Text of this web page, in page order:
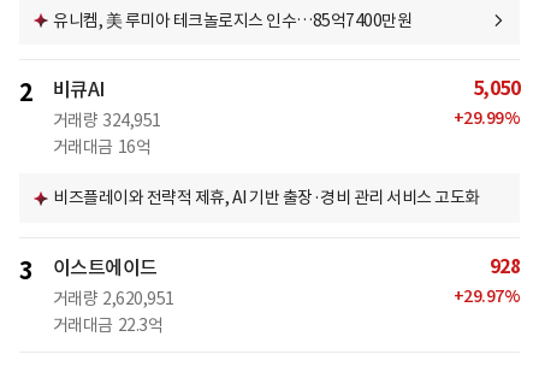
유니켐, 美 루미아 테크놀로지스 인수…85억7400만원
2 비큐AI
거래량 324,951
거래대금 16억
5,050
+29.99%
비즈플레이와 전략적 제휴, AI 기반 출장·경비 관리 서비스 고도화
3 이스트에이드
거래량 2,620,951
거래대금 22.3억
928
+29.97%